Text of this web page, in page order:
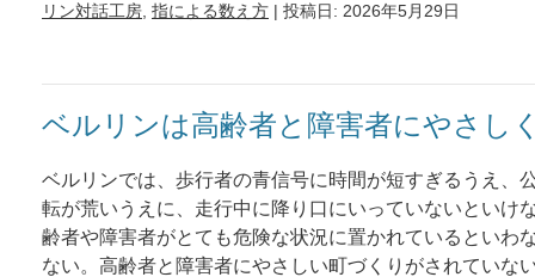
リン対話工房 指による数え方 | 投稿日: 2026年5月29日
ベルリンは高齢者と障害者にやさし
ベルリンでは、歩行者の青信号に時間が短すぎるうえ、
転が荒いうえに、走行中に降り口にいっていないといけ
齢者や障害者がとても危険な状況に置かれているといわ
ない。高齢者と障害者にやさしい町づくりがされていな